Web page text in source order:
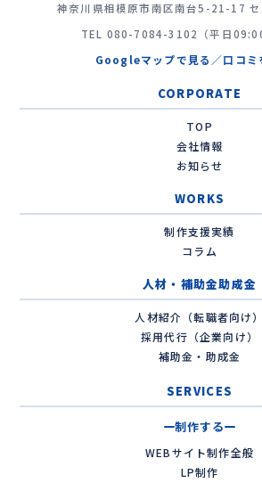
神奈川県相模原市南区南台5-21-17
TEL 080-7084-3102 （平日
Googleマップで見る／口コミ
CORPORATE
TOP
会社情報
お知らせ
WORKS
制作支援実績
コラム
人材・補助金助成金
人材紹介（転職者向け）
採用代行（企業向け）
補助金・助成金
SERVICES
制作する
WEBサイト制作全般
LP制作